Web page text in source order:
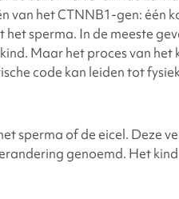
van het CTNNB1-gen: één
het sperma. In de meeste
Maar het proces van het
code kan leiden tot
sperma of de eicel. Deze
genoemd. Het